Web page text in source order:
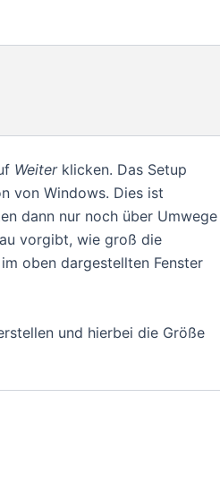
Weiterklicken. Das Setup
von Windows. Dies ist
dann nur noch über Umwege
vorgibt, wie groß die
oben dargestellten Fenster
und hierbei die Größe